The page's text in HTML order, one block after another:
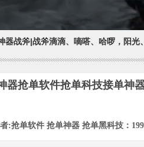
器战斧|战斧滴滴、嘀嗒、哈啰，阳
器抢单软件抢单科技接单神
:抢单软件 抢单神器 抢单黑科技：